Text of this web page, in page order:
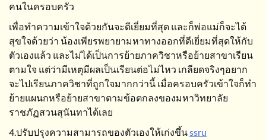
คนในครอบครัว
เพื่อทำความเข้าใจด้วยกันจะดีเยี่ยมที่สุด และก็พ่อแม่ก็จะได้
สุขใจด้วยว่า น้องเพียรพยายามหาทางออกที่ดีเยี่ยมที่สุดให้กับ
ตัวเองแล้ว และไม่ได้เป็นการย้ายภาควิชาหรือย้ายสาขาเรียน
ตามใจ แต่ว่ามีเหตุมีผลเป็นเรียนต่อไม่ไหว เกลียดจริงๆอยาก
จะไปเรียนภาควิชาที่ถูกใจมากกว่านี้ เมื่อครอบครัวเข้าใจก็ทำ
ย้ายแผนกหรือย้ายสาขาตามข้อตกลงของมหาวิทยาลัย
ราชภัฏสวนสุนันทาได้เลย
4.ปรับปรุงความสามารถของตัวเองให้เก่งขึ้นssru